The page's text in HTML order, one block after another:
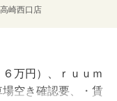
崎西口店
万円）、ｒｕｕｍ
空き確認要、・賃